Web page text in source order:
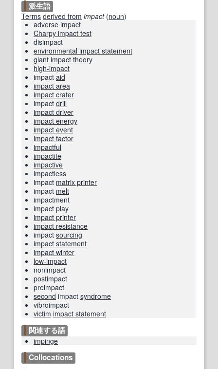
派生語
Terms derived from impact(noun)
adverse impact
Charpy impact test
disimpact
environmental impact statement
giant impact theory
high-impact
impact aid
impact area
impact crater
impact drill
impact driver
impact energy
impact event
impact factor
impactful
impactite
impactive
impactless
impact matrix printer
impact melt
impactment
impact play
impact printer
impact resistance
impact sourcing
impact statement
impact winter
low-impact
nonimpact
postimpact
preimpact
second impact syndrome
vibroimpact
victim impact statement
関連する語
impinge
Collocations